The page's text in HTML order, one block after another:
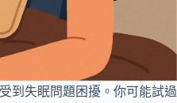
到失眠問題困擾。你可能試過